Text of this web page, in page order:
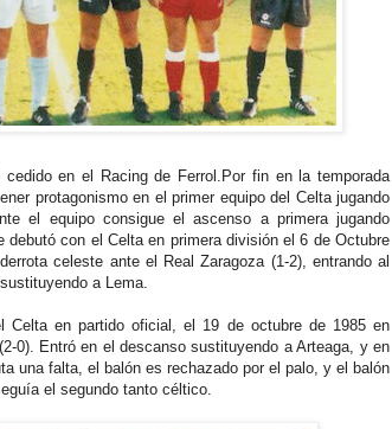
cedido en el Racing de Ferrol. Por fin en la temporada
protagonismo en el primer equipo del Celta jugando
el equipo consigue el ascenso a primera jugando
debutó con el Celta en primera división el 6 de Octubre
celeste ante el Real Zaragoza (1-2), entrando al
a Lema.
Celta en partido oficial, el 19 de octubre de 1985 en
0). Entró en el descanso sustituyendo a Arteaga, y en
una falta, el balón es rechazado por el palo, y el balón
el segundo tanto céltico.